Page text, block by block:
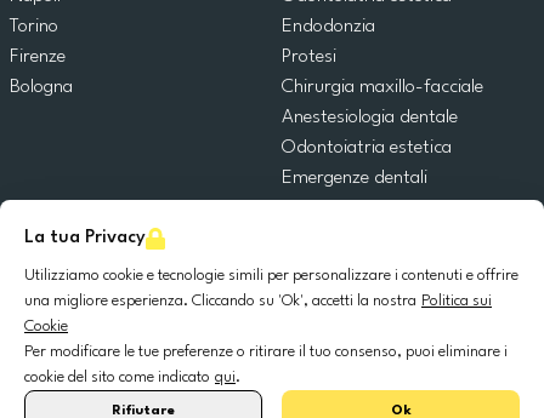
La tua Privacy
Utilizziamo cookie e tecnologie simili per personalizzare i contenuti e offrire
una migliore esperienza. Cliccando su 'Ok', accetti la nostra Politica sui
Cookie
Per modificare le tue preferenze o ritirare il tuo consenso, puoi eliminare i
cookie del sito come indicato qui.
Rifiutare Ok
Torino
Firenze
Bologna
Endodonzia
Protesi
Chirurgia maxillo-facciale
Anestesiologia dentale
Odontoiatria estetica
Emergenze dentali
Chirurgia orale
Implantologia dentale
© 2025 DocDental. Tutti i diritti riservati.